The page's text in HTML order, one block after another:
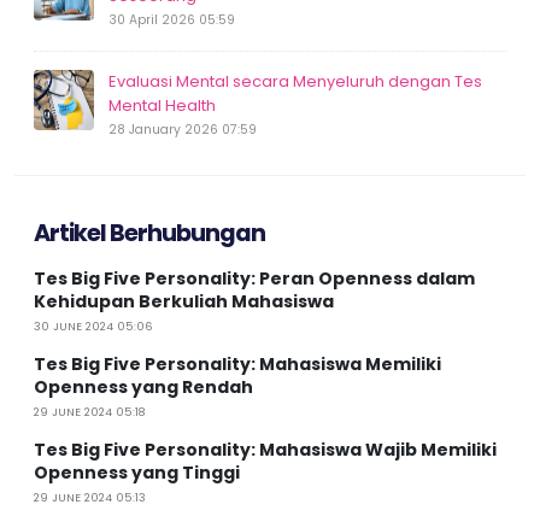
30 April 2026 05:59
Evaluasi Mental secara Menyeluruh dengan Tes
Mental Health
28 January 2026 07:59
Artikel Berhubungan
Tes Big Five Personality: Peran Openness dalam
Kehidupan Berkuliah Mahasiswa
30 JUNE 2024 05:06
Tes Big Five Personality: Mahasiswa Memiliki
Openness yang Rendah
29 JUNE 2024 05:18
Tes Big Five Personality: Mahasiswa Wajib Memiliki
Openness yang Tinggi
29 JUNE 2024 05:13